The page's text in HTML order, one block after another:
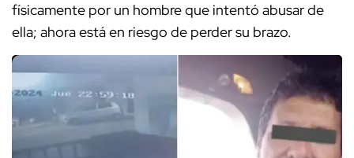
físicamente por un hombre que intentó abusar de
ella; ahora está en riesgo de perder su brazo.